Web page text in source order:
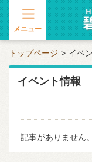
メニュー
トップページ イベ
イベント情報
記事がありません。